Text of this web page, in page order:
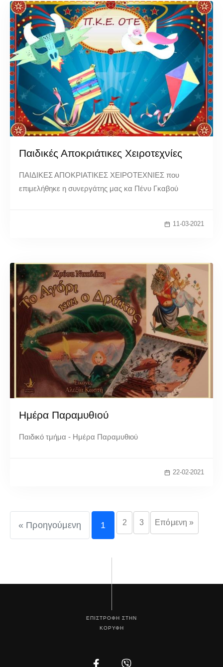
Παιδικές Αποκριάτικες Χειροτεχνίες
ΠΑΙΔΙΚΕΣ ΑΠΟΚΡΙΑΤΙΚΕΣ ΧΕΙΡΟΤΕΧΝΙΕΣ που
επιμελήθηκε η συνεργάτης μας κα Πένυ Γκαβού
11-03-2021
Ημέρα Παραμυθιού
Παιδικό τμήμα - Ημέρα Παραμυθιού
22-02-2021
« Προηγούμενη 1 2 3 Επόμενη »
ΕΠΙΣΤΡΟΦΗ ΣΤΗΝ
ΚΟΡΥΦΗ